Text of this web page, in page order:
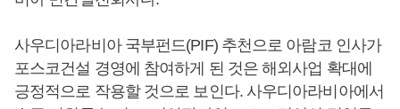
사우디아라비아 국부펀드(PIF) 추천으로 아람코 인사가
포스코건설 경영에 참여하게 된 것은 해외사업 확대에
긍정적으로 작용할 것으로 보인다. 사우디아라비아에서